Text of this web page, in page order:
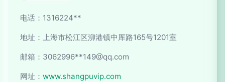
电话：1316224**
地址：上海市松江区泖港镇中厍路165号1201室
邮箱：3062996**149@qq.com
网址： www.shangpuvip.com